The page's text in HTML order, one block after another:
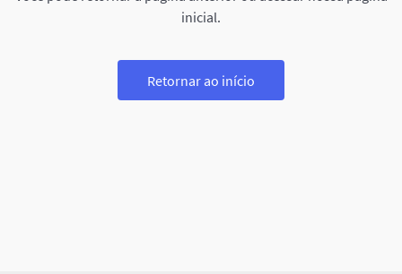
inicial.
Retornar ao início